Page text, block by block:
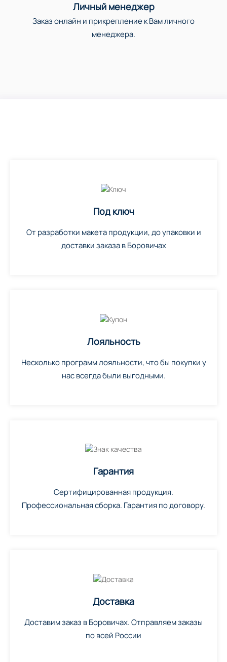
Личный менеджер
Заказ онлайн и прикрепление к Вам личного
менеджера.
Под ключ
От разработки макета продукции, до упаковки и
доставки заказа в Боровичах
Лояльность
Несколько программ лояльности, что бы покупки у
нас всегда были выгодными.
Гарантия
Сертифицированная продукция.
Профессиональная сборка. Гарантия по договору.
Доставка
Доставим заказ в Боровичах. Отправляем заказы
по всей России